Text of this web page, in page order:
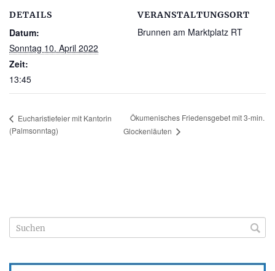
DETAILS
Datum:
Sonntag 10. April 2022
Zeit:
13:45
VERANSTALTUNGSORT
Brunnen am Marktplatz RT
Eucharistiefeier mit Kantorin
(Palmsonntag)
Ökumenisches Friedensgebet mit 3-min.
Glockenläuten